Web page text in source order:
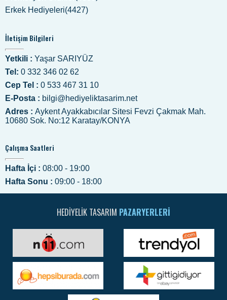
Erkek Hediyeleri(4427)
İletişim Bilgileri
Yetkili : Yaşar SARIYÜZ
Tel: 0 332 346 02 62
Cep Tel : 0 533 467 31 10
E-Posta : bilgi@hediyeliktasarim.net
Adres : Aykent Ayakkabıcılar Sitesi Fevzi Çakmak Mah.
10680 Sok. No:12 Karatay/KONYA
Çalışma Saatleri
Hafta İçi : 08:00 - 19:00
Hafta Sonu : 09:00 - 18:00
HEDIYELIK TASARIM PAZARYERLERI